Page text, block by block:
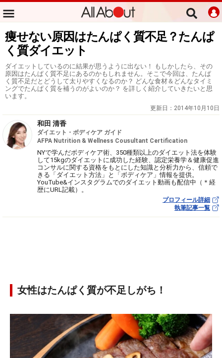
痩せない原因はたんぱく質不足？たんぱ
く質ダイエット
ダイエットしているのに結果が思うように出ない！ もしかしたら、その
原因はたんぱく質不足にあるのかもしれません。そこで今回は、たんぱ
く質不足だとどうして太りやすくなるのか？ どんな食材＆どんなタイミ
ングでたんぱく質を補うのがよいのか？ を詳しく紹介していきたいと思
います。
更新日： 2014年10月10日
和田 清香
ダイエット・ボディケア ガイド
AFPA Nutrition & Wellness Cousultant Certification
NYで学んだボディケア術、350種類以上のダイエット法を体験
して15kgのダイエットに成功した経験、認定栄養学＆健康促進
コンサルに関する資格をもとにした知識と分析力から、信頼で
きる「ダイエット方法」と「ボディケア」情報を提供。
YouTube&インスタグラムでのダイエット動画も配信中（＊経
歴にURL記載）。
プロフィール詳細
執筆記事一覧
女性はたんぱく質が不足しがち！